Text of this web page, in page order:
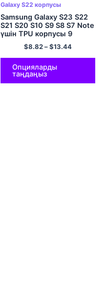
Galaxy S22 корпусы
Samsung Galaxy S23 S22
S21 S20 S10 S9 S8 S7 Note
үшін TPU корпусы 9
Текстуралы көміртекті
талшықты дизайнмен
қапталған жұмсақ
кремний
$8.82–$13.44
Опцияларды
таңдаңыз